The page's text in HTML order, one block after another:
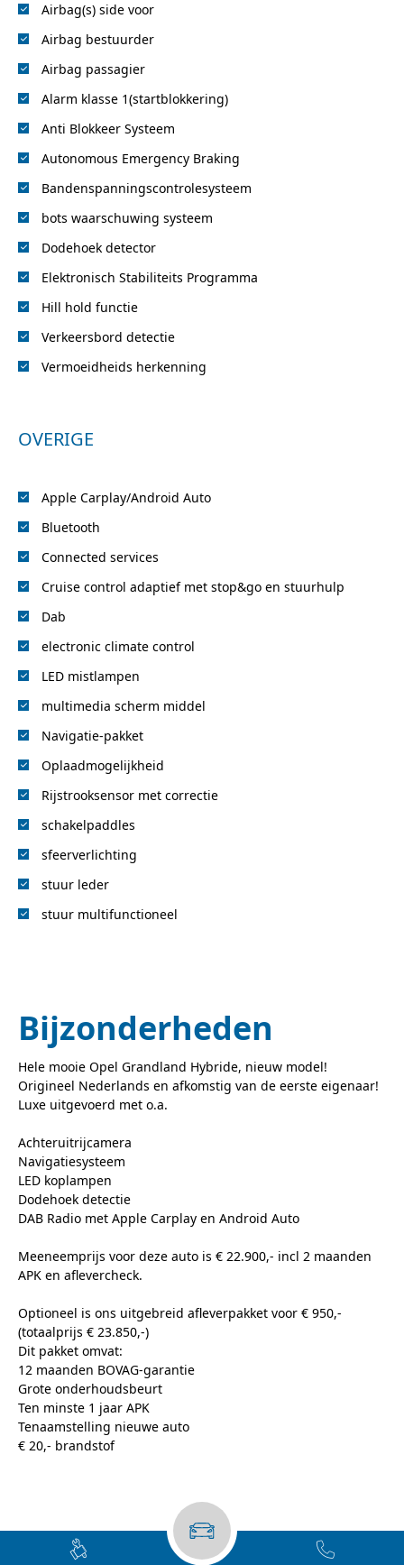
Airbag(s) side voor
Airbag bestuurder
Airbag passagier
Alarm klasse 1(startblokkering)
Anti Blokkeer Systeem
Autonomous Emergency Braking
Bandenspanningscontrolesysteem
bots waarschuwing systeem
Dodehoek detector
Elektronisch Stabiliteits Programma
Hill hold functie
Verkeersbord detectie
Vermoeidheids herkenning
OVERIGE
Apple Carplay/Android Auto
Bluetooth
Connected services
Cruise control adaptief met stop&go en stuurhulp
Dab
electronic climate control
LED mistlampen
multimedia scherm middel
Navigatie-pakket
Oplaadmogelijkheid
Rijstrooksensor met correctie
schakelpaddles
sfeerverlichting
stuur leder
stuur multifunctioneel
Bijzonderheden
Hele mooie Opel Grandland Hybride, nieuw model!
Origineel Nederlands en afkomstig van de eerste eigenaar!
Luxe uitgevoerd met o.a.
Achteruitrijcamera
Navigatiesysteem
LED koplampen
Dodehoek detectie
DAB Radio met Apple Carplay en Android Auto
Meeneemprijs voor deze auto is € 22.900,- incl 2 maanden
APK en aflevercheck.
Optioneel is ons uitgebreid afleverpakket voor € 950,-
(totaalprijs € 23.850,-)
Dit pakket omvat:
12 maanden BOVAG-garantie
Grote onderhoudsbeurt
Ten minste 1 jaar APK
Tenaamstelling nieuwe auto
€ 20,- brandstof